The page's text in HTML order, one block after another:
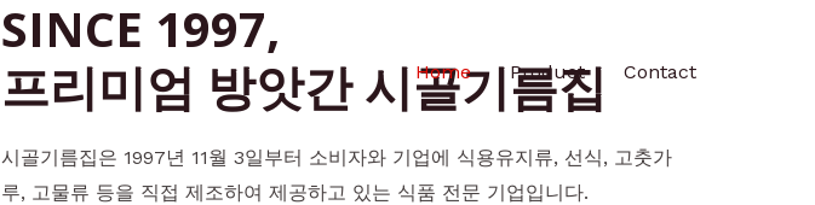
Home Product Contact
SINCE 1997,
프리미엄 방앗간 시골기름집
시골기름집은 1997년 11월 3일부터 소비자와 기업에 식용유지류, 선식, 고춧가
루, 고물류 등을 직접 제조하여 제공하고 있는 식품 전문 기업입니다.